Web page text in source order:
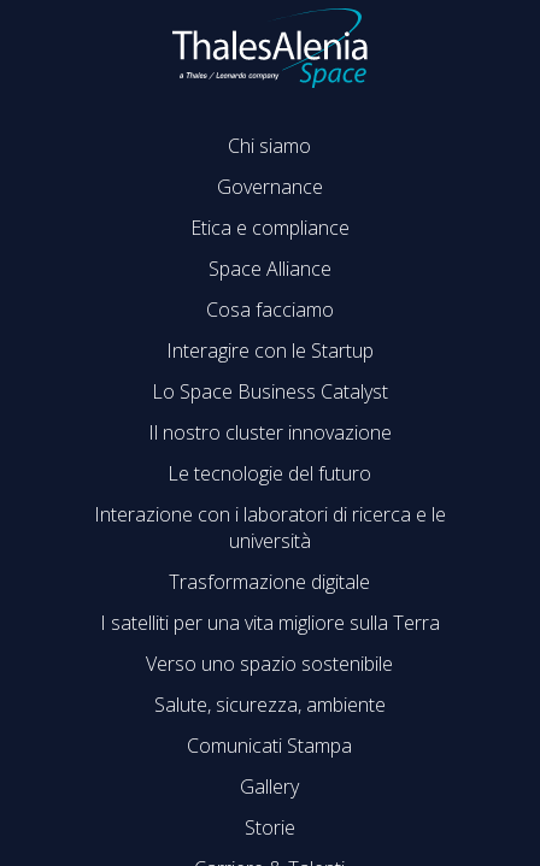
Chi siamo
Governance
Etica e compliance
Space Alliance
Cosa facciamo
Interagire con le Startup
Lo Space Business Catalyst
Il nostro cluster innovazione
Le tecnologie del futuro
Interazione con i laboratori di ricerca e le
università
Trasformazione digitale
I satelliti per una vita migliore sulla Terra
Verso uno spazio sostenibile
Salute, sicurezza, ambiente
Comunicati Stampa
Gallery
Storie